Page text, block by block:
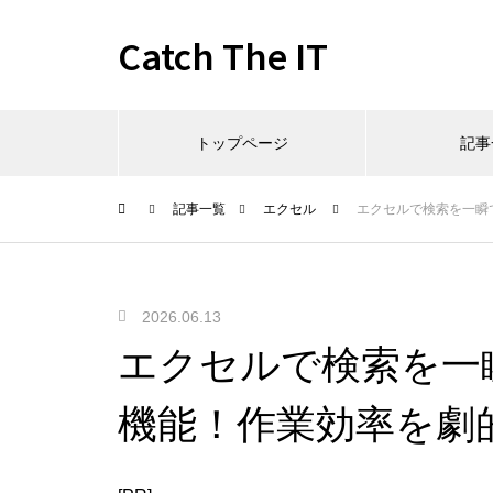
Catch The IT
トップページ 記
記事一覧 エクセル エクセルで検索を一
2026.06.13
エクセルで検索を
機能！作業効率を劇